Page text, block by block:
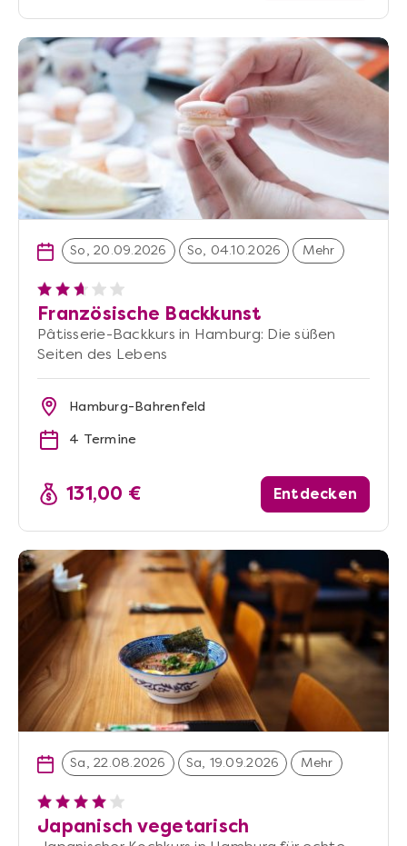
So, 20.09.2026 So, 04.10.2026 Mehr
Französische Backkunst
Pâtisserie-Backkurs in Hamburg: Die süßen
Seiten des Lebens
Hamburg-Bahrenfeld
4 Termine
131,00 € Entdecken
Sa, 22.08.2026 Sa, 19.09.2026 Mehr
Japanisch vegetarisch